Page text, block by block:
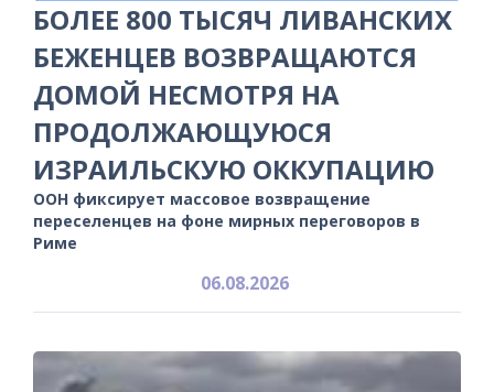
БОЛЕЕ 800 ТЫСЯЧ ЛИВАНСКИХ
БЕЖЕНЦЕВ ВОЗВРАЩАЮТСЯ
ДОМОЙ НЕСМОТРЯ НА
ПРОДОЛЖАЮЩУЮСЯ
ИЗРАИЛЬСКУЮ ОККУПАЦИЮ
ООН фиксирует массовое возвращение
переселенцев на фоне мирных переговоров в
Риме
06.08.2026